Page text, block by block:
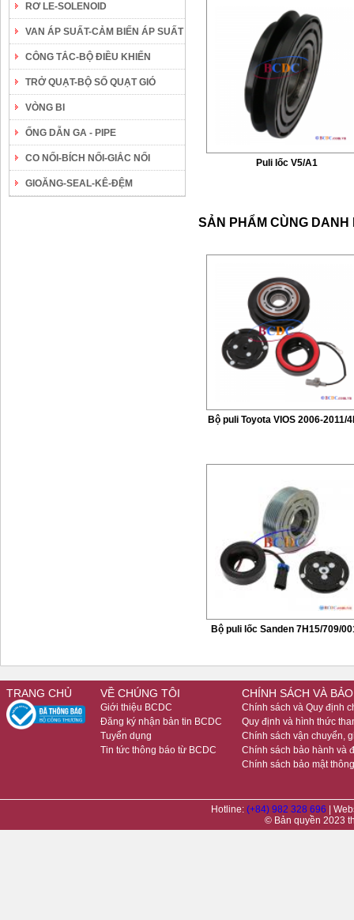
RƠ LE-SOLENOID
VAN ÁP SUẤT-CẢM BIẾN ÁP SUẤT
CÔNG TẮC-BỘ ĐIỀU KHIỂN
TRỞ QUẠT-BỘ SỐ QUẠT GIÓ
VÒNG BI
ỐNG DẪN GA - PIPE
CO NỐI-BÍCH NỐI-GIẮC NỐI
GIOĂNG-SEAL-KÊ-ĐỆM
Puli lốc V5/A1
SẢN PHẨM CÙNG
Bộ puli Toyota VIOS 2006-2011/
Bộ puli lốc Sanden 7H15/709/
TRANG CHỦ VỀ CHÚNG TÔI
Giới thiệu BCDC
Đăng ký nhận bản tin BCDC
Tuyển dụng
Tin tức thông báo từ BCDC
CHÍNH SÁCH VÀ
Chính sách và Quy định
Quy định và hình thức
Chính sách vận chuyển,
Chính sách bảo hành và
Chính sách bảo mật
Hotline: (+84) 982 328 696
|
© Bản quyền 2023